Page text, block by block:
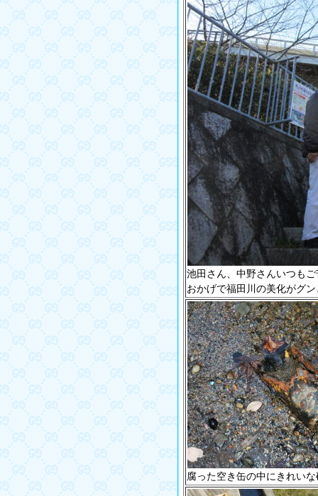
池田さん、中野さんいつも
おかげで福田川の美化がグ
腐った空き缶の中にきれいな